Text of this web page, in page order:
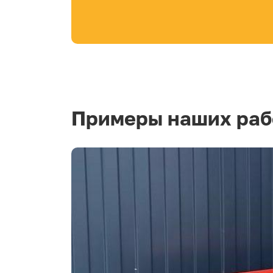
Примеры наших